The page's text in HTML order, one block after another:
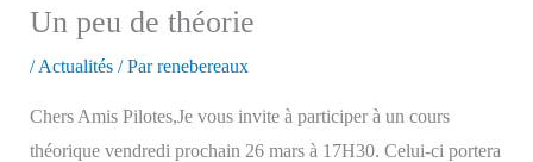
Un peu de théorie
/Actualités/ Parrenebereaux
Chers Amis Pilotes,Je vous invite à participer à un cours
théorique vendredi prochain 26 mars à 17H30. Celui-ci portera